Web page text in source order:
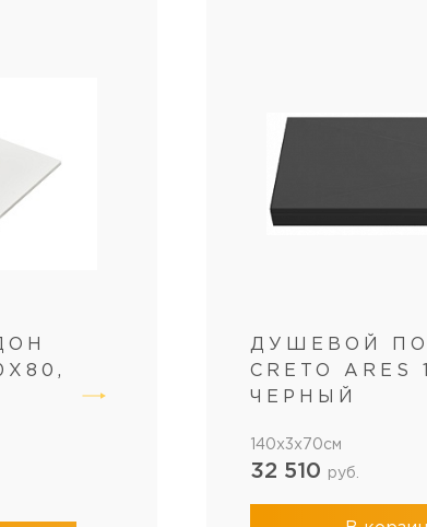
ДУШЕВОЙ
CRETO ARES
ЧЕРНЫЙ
140x3x70см
32 510 руб.